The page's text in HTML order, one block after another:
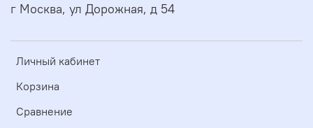
Личный кабинет
Корзина
Сравнение
г Москва, ул Дорожная, д 54